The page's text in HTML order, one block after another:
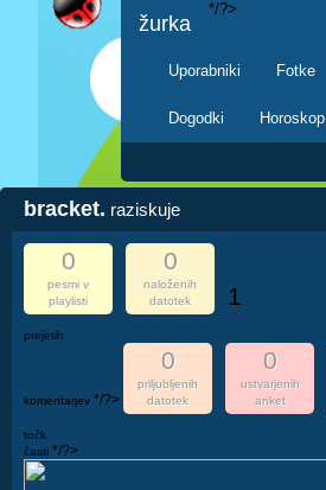
žurka
Uporabniki Fotke
Dogodki Horoskop
*/?>
bracket. raziskuje
0
pesmi v
playlisti
0
naloženih
datotek
1
prejetih
komentarjev */?>
0
priljubljenih
datotek
0
ustvarjenih
anket
točk
časti */?>